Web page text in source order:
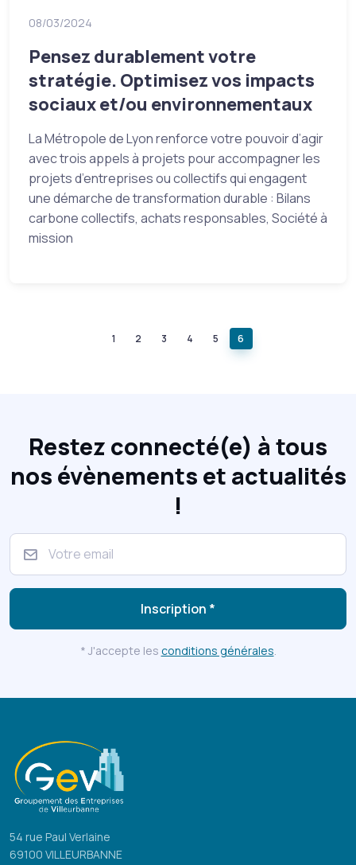
08/03/2024
Pensez durablement votre
stratégie. Optimisez vos impacts
sociaux et/ou environnementaux
La Métropole de Lyon renforce votre pouvoir d’agir
avec trois appels à projets pour accompagner les
projets d’entreprises ou collectifs qui engagent
une démarche de transformation durable : Bilans
carbone collectifs, achats responsables, Société à
mission
1 2 3 4 5 6
Restez connecté(e) à tous
nos évènements et actualités
!
Inscription *
* J'accepte les conditions générales.
54 rue Paul Verlaine
69100 VILLEURBANNE